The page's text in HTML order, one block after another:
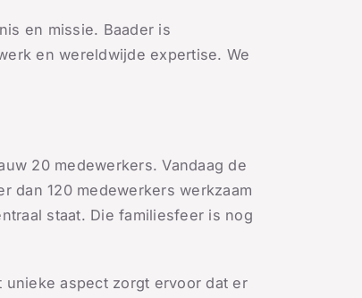
en missie. Baader is
en wereldwijde expertise. We
20 medewerkers. Vandaag de
dan 120 medewerkers werkzaam
staat. Die familiesfeer is nog
aspect zorgt ervoor dat er